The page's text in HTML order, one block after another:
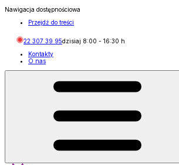
Nawigacja dostępnościowa
Przejdź do treści
22 307 39 95dzisiaj 8:00 - 16:30 h
Kontakty
O nas